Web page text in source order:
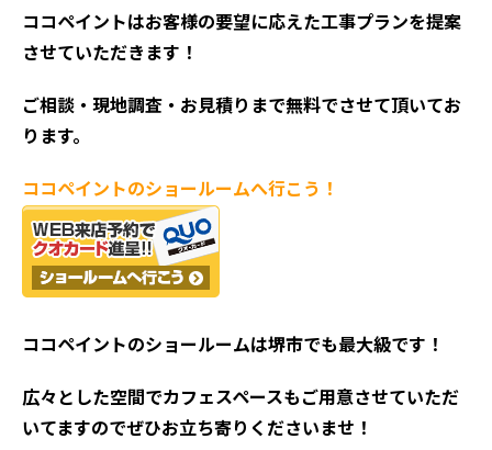
ココペイントはお客様の要望に応えた工事プランを提案
させていただきます！
ご相談・現地調査・お見積りまで無料でさせて頂いてお
ります。
ココペイントのショールームへ行こう！
ココペイントのショールームは堺市でも最大級です！
広々とした空間でカフェスペースもご用意させていただ
いてますのでぜひお立ち寄りくださいませ！